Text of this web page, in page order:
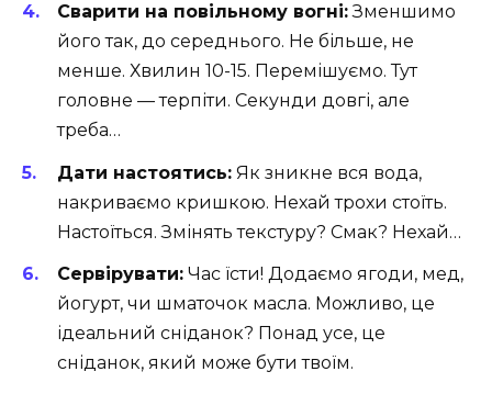
Сварити на повільному вогні:Зменшимо
його так, до середнього. Не більше, не
менше. Хвилин 10-15. Перемішуємо. Тут
головне — терпіти. Секунди довгі, але
треба…
Дати настоятись: Як зникне вся вода,
накриваємо кришкою. Нехай трохи стоїть.
Настоїться. Змінять текстуру? Смак? Нехай…
Сервірувати: Час їсти! Додаємо ягоди, мед,
йогурт, чи шматочок масла. Можливо, це
ідеальний сніданок? Понад усе, це
сніданок, який може бути твоїм.